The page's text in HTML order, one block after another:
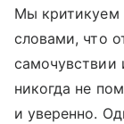
Мы критикуем
словами, что
самочувствии
никогда не
и уверенно.